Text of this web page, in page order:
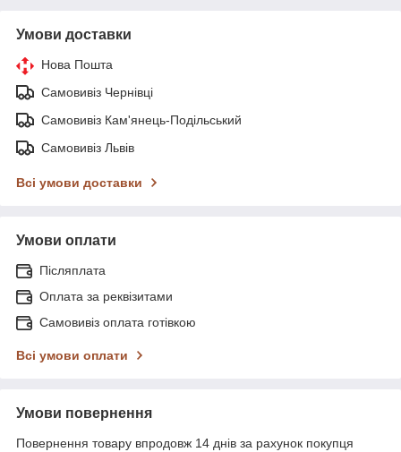
Умови доставки
Нова Пошта
Самовивіз Чернівці
Самовивіз Кам'янець-Подільський
Самовивіз Львів
Всі умови доставки
Умови оплати
Післяплата
Оплата за реквізитами
Самовивіз оплата готівкою
Всі умови оплати
Умови повернення
Повернення товару впродовж 14 днів за рахунок покупця